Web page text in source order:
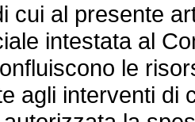
al presente
intestata al
le
agli interventi di